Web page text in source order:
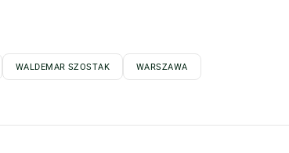
WALDEMAR SZOSTAK WARSZAWA